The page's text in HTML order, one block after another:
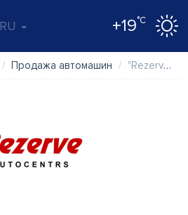
RU +19°C
Продажа автомашин "Rezerve" SIA autocentrs